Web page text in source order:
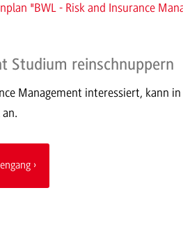
"BWL - Risk and Insurance
Studium reinschnuppern
Management interessiert, kann